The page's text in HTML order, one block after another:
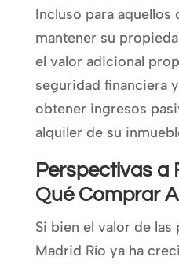
Incluso para aquellos
mantener su
el valor adicional
seguridad financiera
obtener ingresos
alquiler de su
Perspectivas a
Qué Comprar
Si bien el valor de las
Madrid Río ya ha